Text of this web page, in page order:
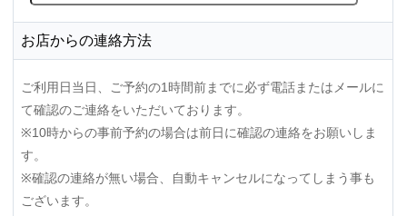
お店からの連絡方法
ご利用日当日、ご予約の1時間前までに必ず電話またはメールに
て確認のご連絡をいただいております。
※10時からの事前予約の場合は前日に確認の連絡をお願いしま
す。
※確認の連絡が無い場合、自動キャンセルになってしまう事も
ございます。